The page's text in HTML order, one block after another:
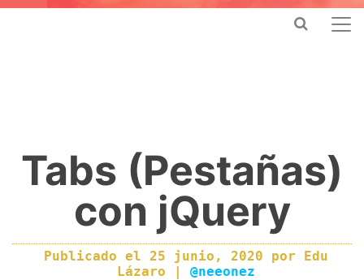
Tabs (Pestañas)
con jQuery
Publicado el 25 junio, 2020 por Edu
Lázaro | @neeonez